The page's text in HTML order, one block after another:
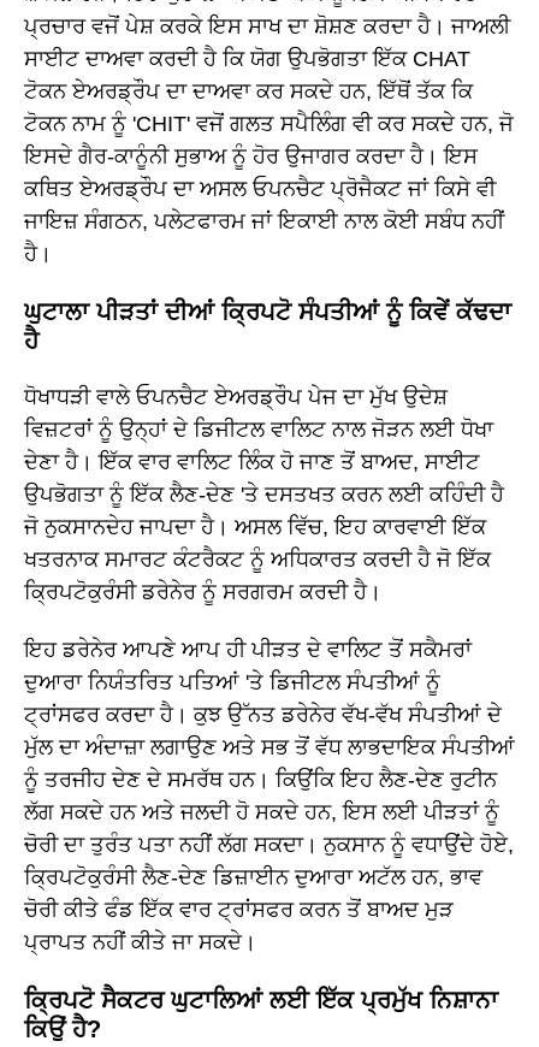
ਪ੍ਰਚਾਰ ਵਜੋਂ ਪੇਸ਼ ਕਰਕੇ ਇਸ ਸਾਖ ਦਾ ਸ਼ੋਸ਼ਣ ਕਰਦਾ ਹੈ। ਜਾਅਲੀ
ਸਾਈਟ ਦਾਅਵਾ ਕਰਦੀ ਹੈ ਕਿ ਯੋਗ ਉਪਭੋਗਤਾ ਇੱਕ CHAT
ਟੋਕਨ ਏਅਰਡ੍ਰੌਪ ਦਾ ਦਾਅਵਾ ਕਰ ਸਕਦੇ ਹਨ, ਇੱਥੋਂ ਤੱਕ ਕਿ
ਟੋਕਨ ਨਾਮ ਨੂੰ 'CHIT' ਵਜੋਂ ਗਲਤ ਸਪੈਲਿੰਗ ਵੀ ਕਰ ਸਕਦੇ ਹਨ, ਜੋ
ਇਸਦੇ ਗੈਰ-ਕਾਨੂੰਨੀ ਸੁਭਾਅ ਨੂੰ ਹੋਰ ਉਜਾਗਰ ਕਰਦਾ ਹੈ। ਇਸ
ਕਥਿਤ ਏਅਰਡ੍ਰੌਪ ਦਾ ਅਸਲ ਓਪਨਚੈਟ ਪ੍ਰੋਜੈਕਟ ਜਾਂ ਕਿਸੇ ਵੀ
ਜਾਇਜ਼ ਸੰਗਠਨ, ਪਲੇਟਫਾਰਮ ਜਾਂ ਇਕਾਈ ਨਾਲ ਕੋਈ ਸਬੰਧ ਨਹੀਂ
ਹੈ।
ਘੁਟਾਲਾ ਪੀੜਤਾਂ ਦੀਆਂ ਕ੍ਰਿਪਟੋ ਸੰਪਤੀਆਂ ਨੂੰ ਕਿਵੇਂ ਕੱਢਦਾ
ਹੈ
ਧੋਖਾਧੜੀ ਵਾਲੇ ਓਪਨਚੈਟ ਏਅਰਡ੍ਰੌਪ ਪੇਜ ਦਾ ਮੁੱਖ ਉਦੇਸ਼
ਵਿਜ਼ਟਰਾਂ ਨੂੰ ਉਨ੍ਹਾਂ ਦੇ ਡਿਜੀਟਲ ਵਾਲਿਟ ਨਾਲ ਜੋੜਨ ਲਈ ਧੋਖਾ
ਦੇਣਾ ਹੈ। ਇੱਕ ਵਾਰ ਵਾਲਿਟ ਲਿੰਕ ਹੋ ਜਾਣ ਤੋਂ ਬਾਅਦ, ਸਾਈਟ
ਉਪਭੋਗਤਾ ਨੂੰ ਇੱਕ ਲੈਣ-ਦੇਣ 'ਤੇ ਦਸਤਖਤ ਕਰਨ ਲਈ ਕਹਿੰਦੀ ਹੈ
ਜੋ ਨੁਕਸਾਨਦੇਹ ਜਾਪਦਾ ਹੈ। ਅਸਲ ਵਿੱਚ, ਇਹ ਕਾਰਵਾਈ ਇੱਕ
ਖਤਰਨਾਕ ਸਮਾਰਟ ਕੰਟਰੈਕਟ ਨੂੰ ਅਧਿਕਾਰਤ ਕਰਦੀ ਹੈ ਜੋ ਇੱਕ
ਕ੍ਰਿਪਟੋਕੁਰੰਸੀ ਡਰੇਨੇਰ ਨੂੰ ਸਰਗਰਮ ਕਰਦੀ ਹੈ।
ਇਹ ਡਰੇਨੇਰ ਆਪਣੇ ਆਪ ਹੀ ਪੀੜਤ ਦੇ ਵਾਲਿਟ ਤੋਂ ਸਕੈਮਰਾਂ
ਦੁਆਰਾ ਨਿਯੰਤਰਿਤ ਪਤਿਆਂ 'ਤੇ ਡਿਜੀਟਲ ਸੰਪਤੀਆਂ ਨੂੰ
ਟ੍ਰਾਂਸਫਰ ਕਰਦਾ ਹੈ। ਕੁਝ ਉੱਨਤ ਡਰੇਨੇਰ ਵੱਖ-ਵੱਖ ਸੰਪਤੀਆਂ ਦੇ
ਮੁੱਲ ਦਾ ਅੰਦਾਜ਼ਾ ਲਗਾਉਣ ਅਤੇ ਸਭ ਤੋਂ ਵੱਧ ਲਾਭਦਾਇਕ ਸੰਪਤੀਆਂ
ਨੂੰ ਤਰਜੀਹ ਦੇਣ ਦੇ ਸਮਰੱਥ ਹਨ। ਕਿਉਂਕਿ ਇਹ ਲੈਣ-ਦੇਣ ਰੁਟੀਨ
ਲੱਗ ਸਕਦੇ ਹਨ ਅਤੇ ਜਲਦੀ ਹੋ ਸਕਦੇ ਹਨ, ਇਸ ਲਈ ਪੀੜਤਾਂ ਨੂੰ
ਚੋਰੀ ਦਾ ਤੁਰੰਤ ਪਤਾ ਨਹੀਂ ਲੱਗ ਸਕਦਾ। ਨੁਕਸਾਨ ਨੂੰ ਵਧਾਉਂਦੇ ਹੋਏ,
ਕ੍ਰਿਪਟੋਕੁਰੰਸੀ ਲੈਣ-ਦੇਣ ਡਿਜ਼ਾਈਨ ਦੁਆਰਾ ਅਟੱਲ ਹਨ, ਭਾਵ
ਚੋਰੀ ਕੀਤੇ ਫੰਡ ਇੱਕ ਵਾਰ ਟ੍ਰਾਂਸਫਰ ਕਰਨ ਤੋਂ ਬਾਅਦ ਮੁੜ
ਪ੍ਰਾਪਤ ਨਹੀਂ ਕੀਤੇ ਜਾ ਸਕਦੇ।
ਕ੍ਰਿਪਟੋ ਸੈਕਟਰ ਘੁਟਾਲਿਆਂ ਲਈ ਇੱਕ ਪ੍ਰਮੁੱਖ ਨਿਸ਼ਾਨਾ
ਕਿਉਂ ਹੈ?